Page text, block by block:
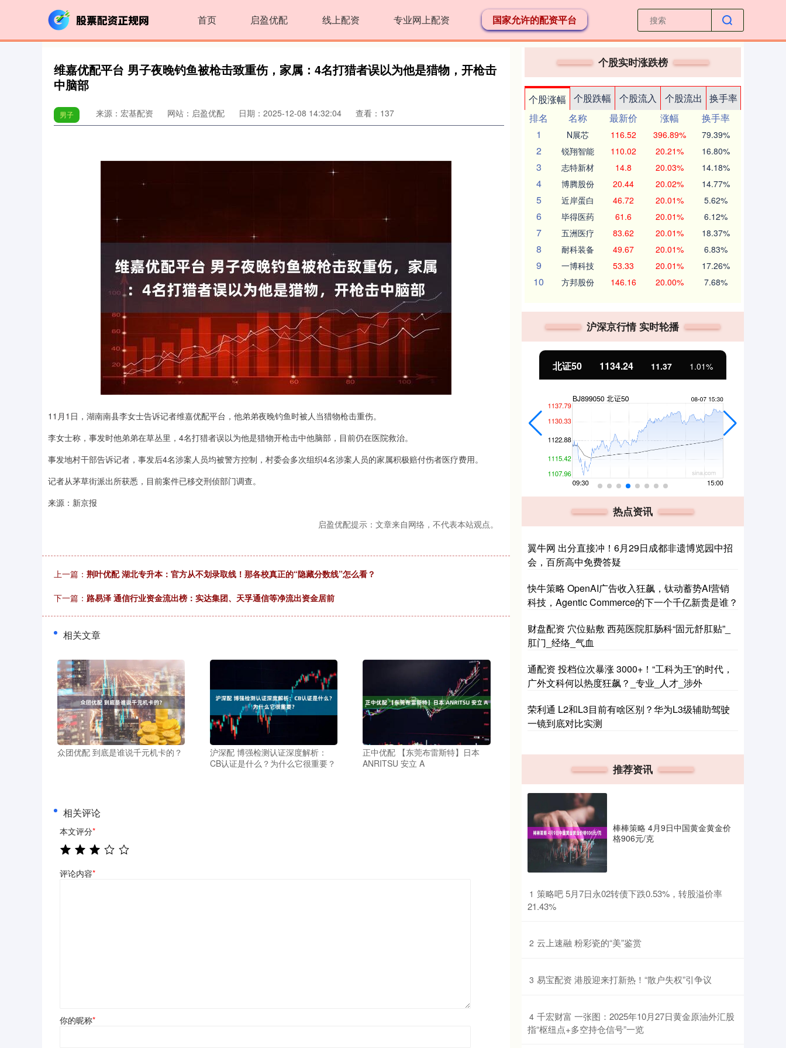
首页 启盈优配 线上配资 专业网上配资 国家允许的配资平台
维嘉优配平台 男子夜晚钓鱼被枪击致重伤，家属：4名打猎者误以为他是猎物，开枪击
中脑部
男子 来源：宏基配资 网站：启盈优配 日期：2025-12-08 14:32:04 查看：137
11月1日，湖南南县李女士告诉记者维嘉优配平台，他弟弟夜晚钓鱼时被人当猎物枪击重伤。
李女士称，事发时他弟弟在草丛里，4名打猎者误以为他是猎物开枪击中他脑部，目前仍在医院救治。
事发地村干部告诉记者，事发后4名涉案人员均被警方控制，村委会多次组织4名涉案人员的家属积极赔付伤者医疗费用。
记者从茅草街派出所获悉，目前案件已移交刑侦部门调查。
来源：新京报
启盈优配提示：文章来自网络，不代表本站观点。
上一篇： 荆叶优配 湖北专升本：官方从不划录取线！那各校真正的“隐藏分数线”怎么看？
下一篇： 路易泽 通信行业资金流出榜：实达集团、天孚通信等净流出资金居前
相关文章
众团优配 到底是谁说千元机卡的？
沪深配 博强检测认证深度解析：
CB认证是什么？为什么它很重要？
正中优配 【东莞布雷斯特】日本
ANRITSU 安立 A
相关评论
本文评分*
评论内容*
你的昵称*
个股实时涨跌榜
个股涨幅 个股跌幅 个股流入 个股流出
换手率
排名
名称 最新价 涨幅
换手率
1
N展芯 116.52 396.89% 79.39%
2 锐翔智能 110.02 20.21% 16.80%
3 志特新材 14.8 20.03% 14.18%
4 博腾股份 20.44 20.02% 14.77%
5 近岸蛋白 46.72 20.01% 5.62%
6 毕得医药 61.6 20.01% 6.12%
7 五洲医疗 83.62 20.01% 18.37%
8 耐科装备 49.67 20.01% 6.83%
9 一博科技 53.33 20.01% 17.26%
10 方邦股份 146.16 20.00% 7.68%
沪深京行情 实时轮播
深证成指 14311.01 200.89 1.42% 沪深300 北证50 1134.24 11.37 1.01%
热点资讯
翼牛网 出分直接冲！6月29日成都非遗博览园中招
会，百所高中免费答疑
快牛策略 OpenAI广告收入狂飙，钛动蓄势AI营销
科技，Agentic Commerce的下一个千亿新贵是谁？
财盘配资 穴位贴敷 西苑医院肛肠科“固元舒肛贴”_
肛门_经络_气血
通配资 投档位次暴涨 3000+！“工科为王”的时代，
广外文科何以热度狂飙？_专业_人才_涉外
荣利通 L2和L3目前有啥区别？华为L3级辅助驾驶
一镜到底对比实测
推荐资讯
棒棒策略 4月9日中国黄金黄金价
格906元/克
1 ​策略吧 5月7日永02转债下跌0.53%，转股溢价率
21.43%
2 ​云上速融 粉彩瓷的“美”鉴赏
3 ​易宝配资 港股迎来打新热！“散户失权”引争议
4 ​千宏财富 一张图：2025年10月27日黄金原油外汇股
指“枢纽点+多空持仓信号”一览